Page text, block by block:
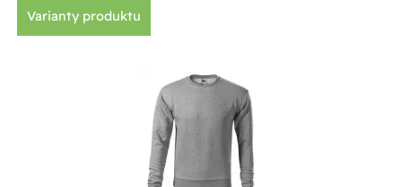
Varianty produktu